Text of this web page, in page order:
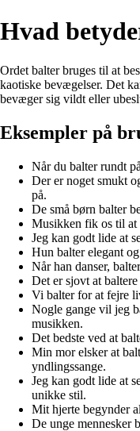
Hvad
Ordet balter bruges til at
kaotiske bevægelser. Det
bevæger sig vildt eller
Eksempler på
Når du balter rundt
Der er noget smukt
på.
De små børn balter
Musikken fik os til at
Jeg kan godt lide at
Hun balter elegant
Når han danser,
Det er sjovt at
Vi balter for at fejre
Nogle gange vil jeg
musikken.
Det bedste ved at
Min mor elsker at
yndlingssange.
Jeg kan godt lide at
unikke stil.
Mit hjerte begynder
De unge mennesker